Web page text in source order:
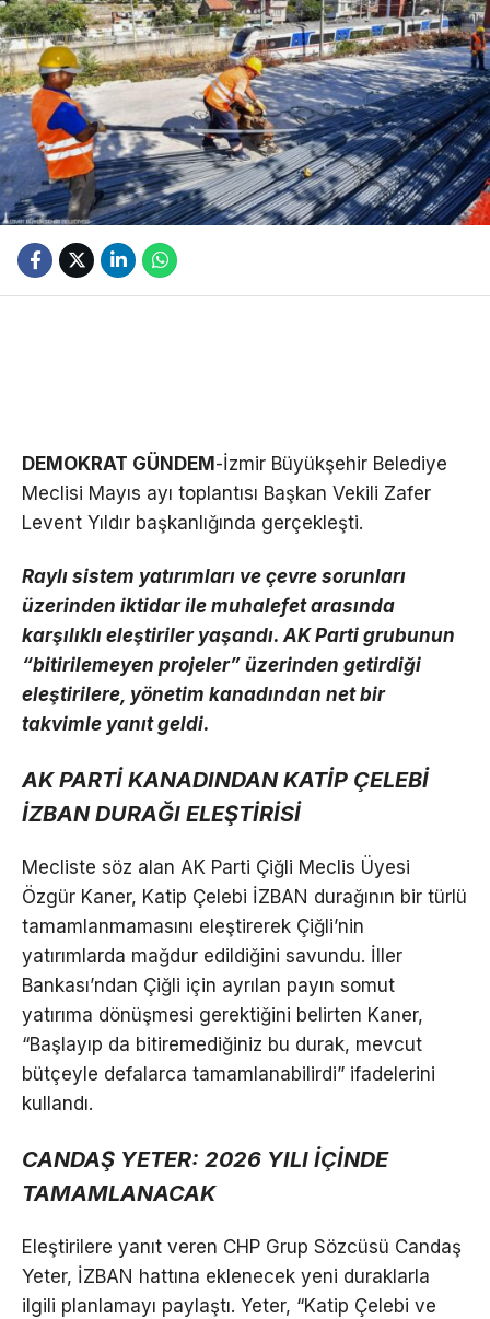
DEMOKRAT GÜNDEM-İzmir Büyükşehir Belediye
Meclisi Mayıs ayı toplantısı Başkan Vekili Zafer
Levent Yıldır başkanlığında gerçekleşti.
Raylı sistem yatırımları ve çevre sorunları
üzerinden iktidar ile muhalefet arasında
karşılıklı eleştiriler yaşandı. AK Parti grubunun
“bitirilemeyen projeler” üzerinden getirdiği
eleştirilere, yönetim kanadından net bir
takvimle yanıt geldi.
AK PARTİ KANADINDAN KATİP ÇELEBİ
İZBAN DURAĞI ELEŞTİRİSİ
Mecliste söz alan AK Parti Çiğli Meclis Üyesi
Özgür Kaner, Katip Çelebi İZBAN durağının bir türlü
tamamlanmamasını eleştirerek Çiğli’nin
yatırımlarda mağdur edildiğini savundu. İller
Bankası’ndan Çiğli için ayrılan payın somut
yatırıma dönüşmesi gerektiğini belirten Kaner,
“Başlayıp da bitiremediğiniz bu durak, mevcut
bütçeyle defalarca tamamlanabilirdi” ifadelerini
kullandı.
CANDAŞ YETER: 2026 YILI İÇİNDE
TAMAMLANACAK
Eleştirilere yanıt veren CHP Grup Sözcüsü Candaş
Yeter, İZBAN hattına eklenecek yeni duraklarla
ilgili planlamayı paylaştı. Yeter, “Katip Çelebi ve